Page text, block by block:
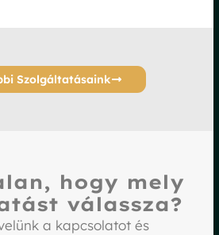
Szolgáltatásaink
hogy mely
válassza?
a kapcsolatot és